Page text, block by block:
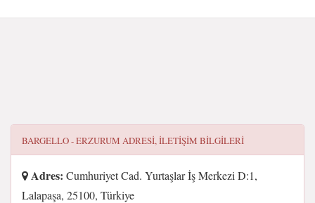
BARGELLO - ERZURUM ADRESI, ILETIŞIM BILGILERI
Adres: Cumhuriyet Cad. Yurtaşlar İş Merkezi D:1,
Lalapaşa, 25100, Türkiye